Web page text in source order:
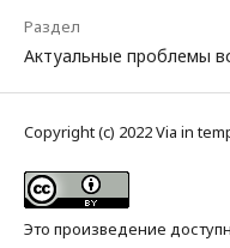
Раздел
Актуальные проблемы
Copyright (c) 2022 Via in
Это произведение